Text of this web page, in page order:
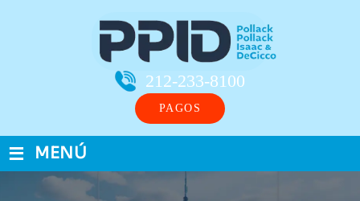
212-233-8100
PAGOS
≡ MENÚ